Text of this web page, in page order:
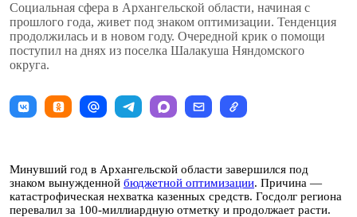
Социальная сфера в Архангельской области, начиная с
прошлого года, живет под знаком оптимизации. Тенденция
продолжилась и в новом году. Очередной крик о помощи
поступил на днях из поселка Шалакуша Няндомского
округа.
Минувший год в Архангельской области завершился под
знаком вынужденной бюджетной оптимизации. Причина —
катастрофическая нехватка казенных средств. Госдолг региона
перевалил за 100-миллиардную отметку и продолжает расти.